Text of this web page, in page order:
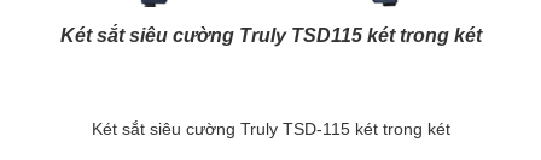
Két sắt siêu cường Truly TSD115 két trong két
Két sắt siêu cường Truly TSD-115 két trong két